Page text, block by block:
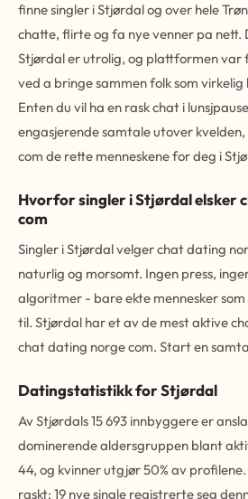
finne singler i Stjørdal og over hele
chatte, flirte og fa nye venner pa nett.
Stjørdal er utrolig, og plattformen var
ved a bringe sammen folk som
Enten du vil ha en rask chat i
engasjerende samtale utover
com de rette menneskene for deg i
Hvorfor singler i Stjørdal elsker
com
Singler i Stjørdal velger chat dating
naturlig og morsomt. Ingen press,
algoritmer - bare ekte mennesker som
til. Stjørdal har et av de mest aktive
chat dating norge com. Start en
Datingstatistikk for Stjørdal
Av Stjørdals 15 693 innbyggere er
dominerende aldersgruppen blant
44, og kvinner utgjør 50% av
raskt: 19 nye single registrerte seg